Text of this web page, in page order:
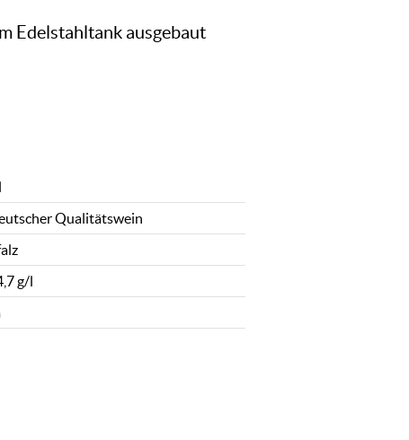
Edelstahltank ausgebaut
Qualitätswein
g/l